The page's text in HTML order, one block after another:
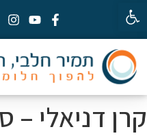
פתח סרגל נגישות
קרן דניאלי –